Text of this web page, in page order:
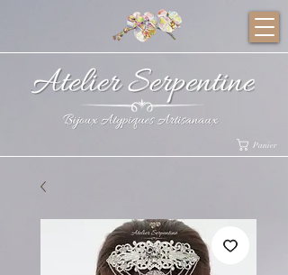
Panier